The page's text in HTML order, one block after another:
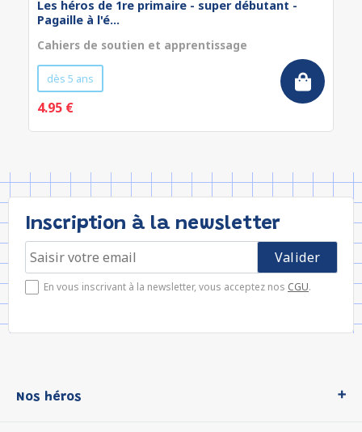
Les héros de 1re primaire - super débutant -
Pagaille à l'é...
Cahiers de soutien et apprentissage
dès 5 ans
4.95 €
Inscription à la newsletter
En vous inscrivant à la newsletter, vous acceptez nos CGU.
Nos héros